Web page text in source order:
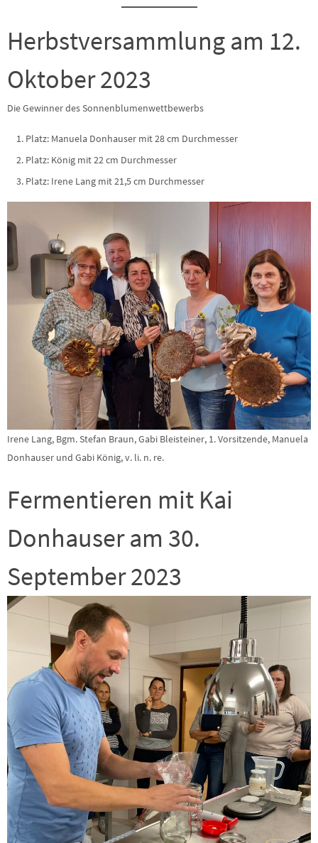
Herbstversammlung am 12.
Oktober 2023
Die Gewinner des Sonnenblumenwettbewerbs
Platz: Manuela Donhauser mit 28 cm Durchmesser
Platz: König mit 22 cm Durchmesser
Platz: Irene Lang mit 21,5 cm Durchmesser
Irene Lang, Bgm. Stefan Braun, Gabi Bleisteiner, 1. Vorsitzende, Manuela
Donhauser und Gabi König, v. li. n. re.
Fermentieren mit Kai
Donhauser am 30.
September 2023